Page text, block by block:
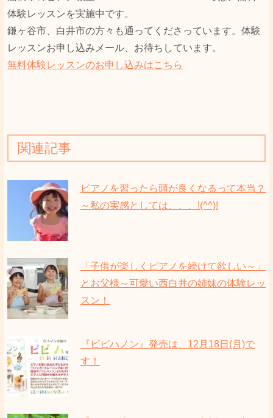
体験レッスンを実施中です。
鎌ヶ谷市、白井市の方々も通ってくださっています。体験
レッスンお申し込みメール、お待ちしています。
無料体験レッスンのお申し込みはこちら
関連記事
ピアノを習ったら頭が良くなるって本当？
～私の実感としては、、、!(^^)!
「子供が楽しくピアノを続けて欲しい～」
とお父様～可愛い西白井の姉妹の体験レッ
スン！
『ピピハノン』発売は、12月18日(月)で
す！